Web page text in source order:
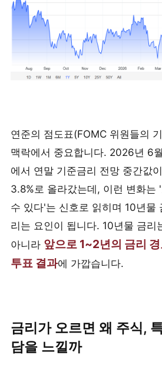
연준의 점도표(FOMC 위원들의
맥락에서 중요합니다. 2026년 6
에서 연말 기준금리 전망 중간값
3.8%로 올라갔는데, 이런 변화는
수 있다'는 신호로 읽히며 10년물
리는 요인이 됩니다. 10년물 금리
아니라 앞으로 1~2년의 금리
투표 결과에 가깝습니다.
금리가 오르면 왜 주식,
담을 느낄까